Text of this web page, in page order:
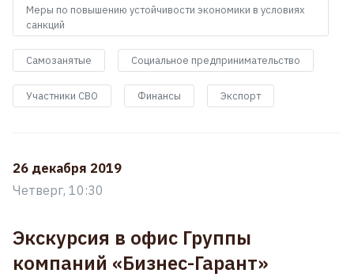
Меры по повышению устойчивости экономики в условиях
санкций
Самозанятые Социальное предпринимательство
Участники СВО Финансы Экспорт
26 декабря 2019
Четверг, 10:30
Экскурсия в офис Группы
компаний «Бизнес-Гарант»